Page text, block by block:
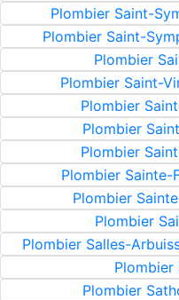
Plombier Saint-
Plombier Saint-
Plombier
Plombier Saint-
Plombier
Plombier
Plombier
Plombier Sainte-
Plombier
Plombier
Plombier Salles-
Plombier
Plombier